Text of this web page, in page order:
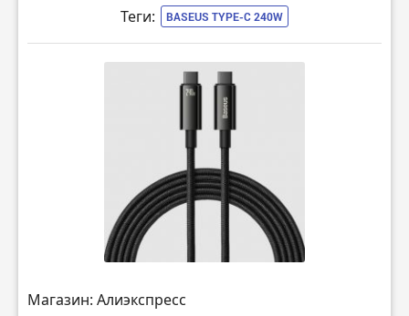
Теги: BASEUS TYPE-C 240W
Магазин: Алиэкспресс